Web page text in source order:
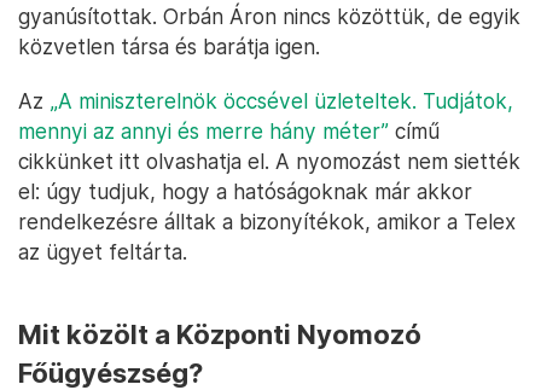
gyanúsítottak. Orbán Áron nincs közöttük, de egyik
közvetlen társa és barátja igen.
Az „A miniszterelnök öccsével üzleteltek. Tudjátok,
mennyi az annyi és merre hány méter” című
cikkünket itt olvashatja el. A nyomozást nem siették
el: úgy tudjuk, hogy a hatóságoknak már akkor
rendelkezésre álltak a bizonyítékok, amikor a Telex
az ügyet feltárta.
Mit közölt a Központi Nyomozó
Főügyészség?